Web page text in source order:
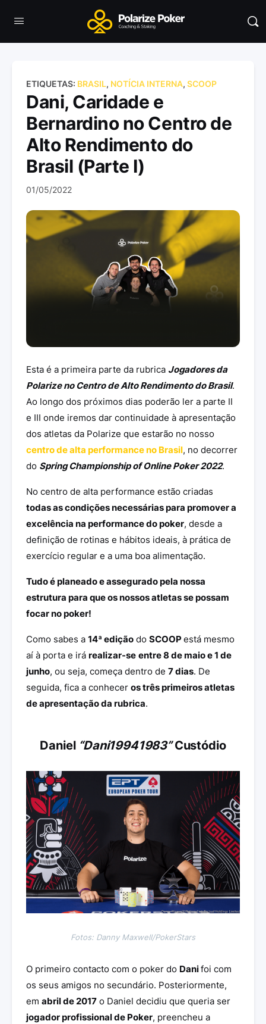
ETIQUETAS: BRASIL, NOTÍCIA INTERNA, SCOOP
Dani, Caridade e
Bernardino no Centro de
Alto Rendimento do
Brasil (Parte I)
01/05/2022
Esta é a primeira parte da rubrica Jogadores da
Polarize no Centro de Alto Rendimento do Brasil.
Ao longo dos próximos dias poderão ler a parte II
e III onde iremos dar continuidade à apresentação
dos atletas da Polarize que estarão no nosso
centro de alta performance no Brasil, no decorrer
do Spring Championship of Online Poker 2022.
No centro de alta performance estão criadas
todas as condições necessárias para promover a
excelência na performance do poker, desde a
definição de rotinas e hábitos ideais, à prática de
exercício regular e a uma boa alimentação.
Tudo é planeado e assegurado pela nossa
estrutura para que os nossos atletas se possam
focar no poker!
Como sabes a 14ª edição do SCOOPestá mesmo
aí à porta e irá realizar-se entre 8 de maio e 1 de
junho, ou seja, começa dentro de 7 dias. De
seguida, fica a conhecer os três primeiros atletas
de apresentação da rubrica.
Daniel “Dani19941983”Custódio
Fotos: Danny Maxwell/PokerStars
O primeiro contacto com o poker do Danifoi com
os seus amigos no secundário. Posteriormente,
em abril de 2017 o Daniel decidiu que queria ser
jogador profissional de Poker, preencheu a